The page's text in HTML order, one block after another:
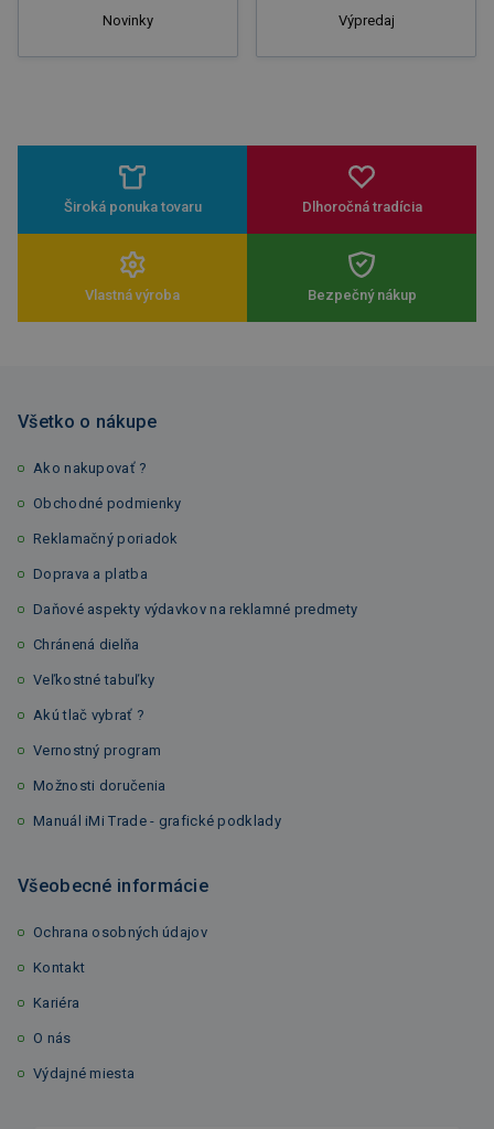
Novinky Výpredaj
Široká ponuka tovaru Dlhoročná tradícia
Vlastná výroba Bezpečný nákup
Všetko o nákupe
Ako nakupovať ?
Obchodné podmienky
Reklamačný poriadok
Doprava a platba
Daňové aspekty výdavkov na reklamné predmety
Chránená dielňa
Veľkostné tabuľky
Akú tlač vybrať ?
Vernostný program
Možnosti doručenia
Manuál iMi Trade - grafické podklady
Všeobecné informácie
Ochrana osobných údajov
Kontakt
Kariéra
O nás
Výdajné miesta